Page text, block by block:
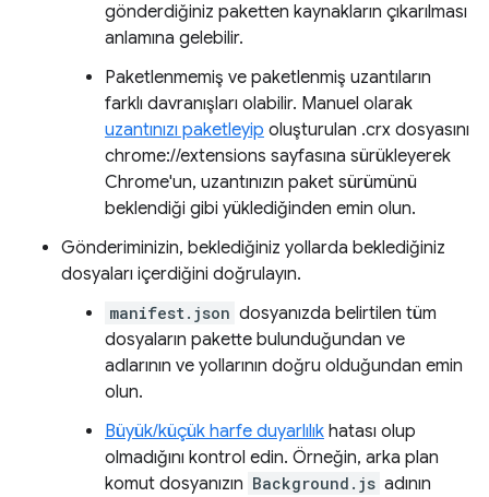
gönderdiğiniz paketten kaynakların çıkarılması
anlamına gelebilir.
Paketlenmemiş ve paketlenmiş uzantıların
farklı davranışları olabilir. Manuel olarak
uzantınızı paketleyip oluşturulan .crx dosyasını
chrome://extensions sayfasına sürükleyerek
Chrome'un, uzantınızın paket sürümünü
beklendiği gibi yüklediğinden emin olun.
Gönderiminizin, beklediğiniz yollarda beklediğiniz
dosyaları içerdiğini doğrulayın.
manifest.json dosyanızda belirtilen tüm
dosyaların pakette bulunduğundan ve
adlarının ve yollarının doğru olduğundan emin
olun.
Büyük/küçük harfe duyarlılık hatası olup
olmadığını kontrol edin. Örneğin, arka plan
komut dosyanızın Background.js adının